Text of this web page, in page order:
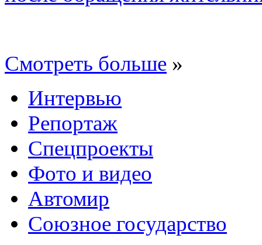
Смотреть больше »
Интервью
Репортаж
Спецпроекты
Фото и видео
Автомир
Союзное государство